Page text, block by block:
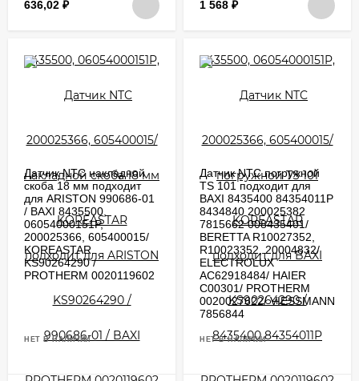
636,02 ₽ 1 568 ₽
Датчик NTC накладной
скоба 18 мм подходит
для ARISTON 990686-01
/ BAXI 8435500,
06054000151P,
200025366, 605400015/
KOREASTAR
KS90264290 /
PROTHERM 0020119602
НЕТ В НАЛИЧИИ
Датчик NTC погружной
TS 101 подходит для
BAXI 8435400 84354011P
8434840 200025382
7815662 008435401/
BERETTA R10027352,
R10023352, 20004832/
ELECTROLUX
AC62918484/ HAIER
C00301/ PROTHERM
0020027622/ VIESSMANN
7856844
НЕТ В НАЛИЧИИ